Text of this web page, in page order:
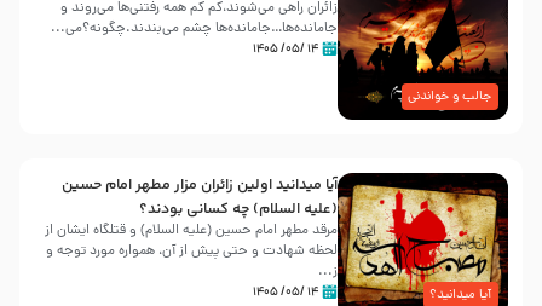
جالب و خواندنی
زائران راهی می‌شوند،کم‌ کم همه رفتنی‌ها می‌روند و
جامانده‌ها…جامانده‌ها چشم می‌بندند.چگونه؟می‌...
۱۴ /۰۵/ ۱۴۰۵
آیا میدانید؟
آیا میدانید اولین زائران مزار مطهر امام حسین
(علیه السلام) چه کسانی بودند؟
مرقد مطهر امام حسین (علیه السلام) و قتلگاه ایشان از
لحظه شهادت و حتی پیش از آن، همواره مورد توجه و
ز...
۱۴ /۰۵/ ۱۴۰۵